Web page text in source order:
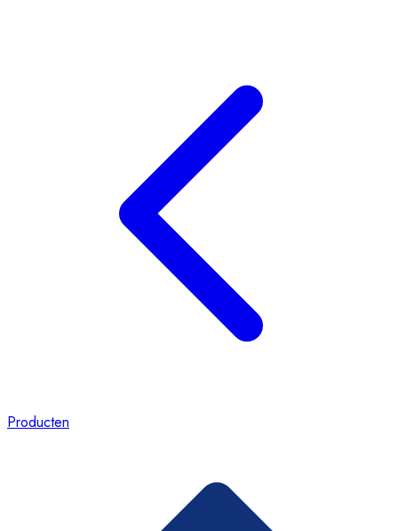
Producten